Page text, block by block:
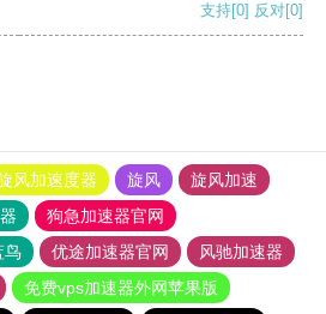
支持[0] 反对[0]
风加速度器 旋风
旋风加速
狗急加速器官网
鸟 优途加速器官网
风驰加速器
免费vps加速器外网苹果版